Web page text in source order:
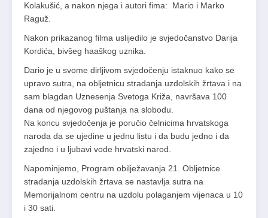
Kolakušić, a nakon njega i autori fima: Mario i Marko
Raguž.
Nakon prikazanog filma uslijedilo je svjedočanstvo Darija
Kordića, bivšeg haaškog uznika.
Dario je u svome dirljivom svjedočenju istaknuo kako se
upravo sutra, na obljetnicu stradanja uzdolskih žrtava i na
sam blagdan Uznesenja Svetoga Križa, navršava 100
dana od njegovog puštanja na slobodu.
Na koncu svjedočenja je poručio čelnicima hrvatskoga
naroda da se ujedine u jednu listu i da budu jedno i da
zajedno i u ljubavi vode hrvatski narod.
Napominjemo, Program obilježavanja 21. Obljetnice
stradanja uzdolskih žrtava se nastavlja sutra na
Memorijalnom centru na uzdolu polaganjem vijenaca u 10
i 30 sati.